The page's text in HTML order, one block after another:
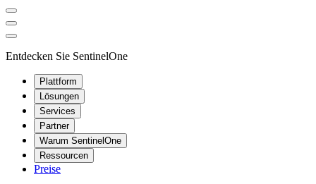
Entdecken Sie SentinelOne
Plattform
Lösungen
Services
Partner
Warum SentinelOne
Ressourcen
Preise